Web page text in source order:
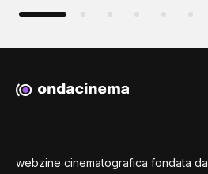
webzine cinematografica fondata da